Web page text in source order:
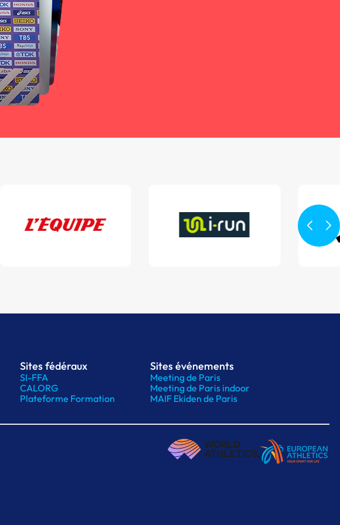
Sites fédéraux
SI-FFA
CALORG
Plateforme Formation
Sites événements
Meeting de Paris
Meeting de Paris indoor
MAIF Ekiden de Paris